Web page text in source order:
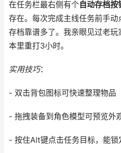
在任务栏最右侧有个自动存档按
存在。每次完成主线任务前手
存档靠谱多了。我亲眼见过老
本里重打3小时。
实用技巧：
- 双击背包图标可快速整理物品
- 拖拽装备到角色模型可预览外
- 按住Alt键点击任务目标，能锁